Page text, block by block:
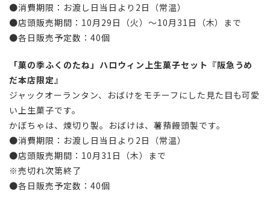
●消費期限：お渡し日当日より2日（常温）
●店頭販売期間：10月29日（火）～10月31日（木）まで
●各日販売予定数：40個
「菓の季ふくのたね」ハロウィン上生菓子セット『阪急うめ
だ本店限定』
ジャックオーランタン、おばけをモチーフにした見た目も可愛
い上生菓子です。
かぼちゃは、煉切り製。おばけは、薯蕷饅頭製です。
●消費期限：お渡し日当日より 2 日（常温）
●店頭販売期間： 10月31日（木）まで
※売切れ次第終了
●各日販売予定数：40個